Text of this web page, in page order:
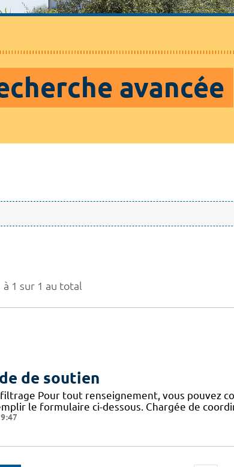
avancée
à 1 sur 1 au total
de soutien
Pour tout renseignement, vous pouvez
le formulaire ci-dessous. Chargée de